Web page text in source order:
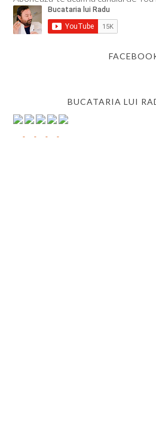
BUCATARIA LUI